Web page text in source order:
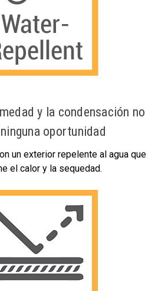
y la condensación no
oportunidad
un exterior repelente al agua que
el calor y la sequedad.